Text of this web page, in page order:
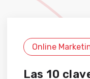
Online
Las 10